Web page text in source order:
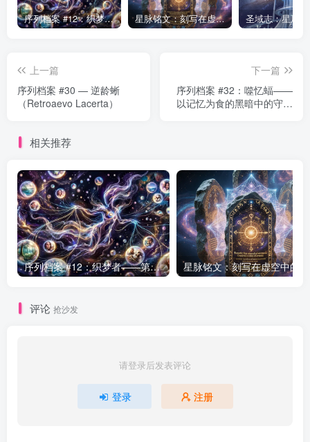
序列档案 #12：织梦者——第七序列的编织者 星脉铭文：刻写在虚空中的永恒律法
上一篇
序列档案 #30 — 逆龄蜥
（Retroaevo Lacerta）
下一篇
序列档案 #32：噬忆蝠——
以记忆为食的黑暗中的守候
相关推荐
序列档案 #12：织梦者——第七序列的编织者
评论 抢沙发
请登录后发表评论
登录 注册